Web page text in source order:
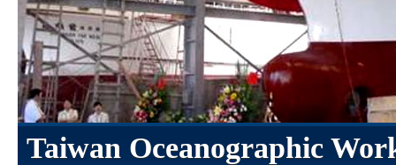
Taiwan Oceanographic